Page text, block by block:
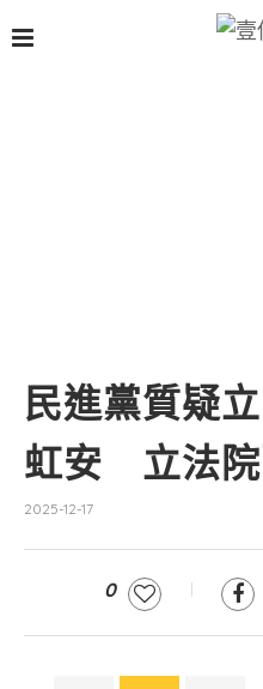
民進黨質疑
虹安 立法院
2025-12-17
0